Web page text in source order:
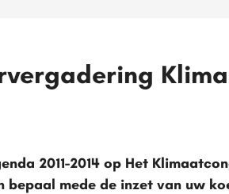
2011-2014 op Het
mede de inzet van uw